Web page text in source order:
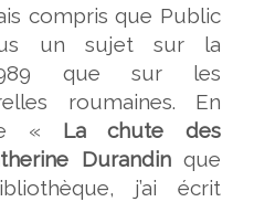
compris que Public
un sujet sur la
que sur les
roumaines. En
« La chute des
Durandinque
j’ai écrit